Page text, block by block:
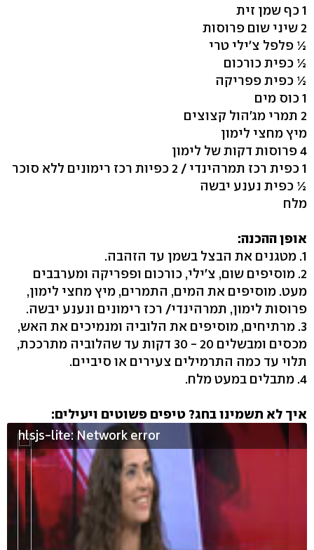
1 כף שמן זית
2 שיני שום פרוסות
½ פלפל צ'ילי טרי
½ כפית כורכום
½ כפית פפריקה
1 כוס מים
2 תמרי מג'הול קצוצים
מיץ מחצי לימון
4 פרוסות דקות של לימון
1 כפית רכז תמרהינדי / 2 כפיות רכז רימונים ללא סוכר
½ כפית נענע יבשה
מלח
אופן ההכנה:
1. מטגנים את הבצל בשמן עד הזהבה.
2. מוסיפים שום, צ'ילי, כורכום ופפריקה ומערבבים
מעט. מוסיפים את המים, התמרים, מיץ מחצי לימון,
פרוסות לימון, תמרהינדי/ רכז רימונים ונענע יבשה.
3. מרתיחים, מוסיפים את הלוביה ומנמיכים את האש,
מכסים ומבשלים 20 - 30 דקות עד שהלוביה מתרככת,
תלוי עד כמה התרמילים צעירים או סיביים.
4. מתבלים במעט מלח.
איך לא תשמינו בחג? טיפים פשוטים ויעילים:
hlsjs-lite: Network error